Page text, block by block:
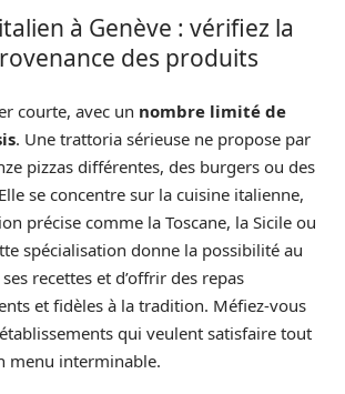
à Genève : vérifiez la
des produits
courte, avec un nombre limité de
. Une trattoria sérieuse ne propose par
pizzas différentes, des burgers ou des
se concentre sur la cuisine italienne,
précise comme la Toscane, la Sicile ou
spécialisation donne la possibilité au
recettes et d’offrir des repas
et fidèles à la tradition. Méfiez-vous
qui veulent satisfaire tout
menu interminable.